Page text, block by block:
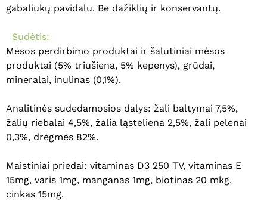
gabaliukų pavidalu. Be dažiklių ir konservantų.
Sudėtis:
Mėsos perdirbimo produktai ir šalutiniai mėsos
produktai (5% triušiena, 5% kepenys), grūdai,
mineralai, inulinas (0,1%).
Analitinės sudedamosios dalys: žali baltymai 7,5%,
žalių riebalai 4,5%, žalia ląsteliena 2,5%, žali pelenai
0,3%, drėgmės 82%.
Maistiniai priedai: vitaminas D3 250 TV, vitaminas E
15mg, varis 1mg, manganas 1mg, biotinas 20 mkg,
cinkas 15mg.